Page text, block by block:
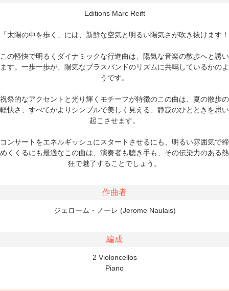
Editions Marc Reift
「太陽の中を歩く」には、新鮮な空気と明るい陽気さが吹き抜けます！
この軽快で明るくダイナミックな行進曲は、陽気な音楽の散歩へと誘い
ます。一歩一歩が、陽気なブラスバンドのリズムに共鳴しているかのよ
うです。
祝祭的なアクセントと光り輝くモチーフが特徴のこの曲は、夏の散歩の
軽快さ、すべてがよりシンプルで美しく見える、静寂のひとときを思い
起こさせます。
コンサートをエネルギッシュにスタートさせるにも、明るい雰囲気で締
めくくるにも最適なこの曲は、演奏者も聴き手も、その伝染力のある熱
狂で魅了することでしょう。
作曲者
ジェローム・ノーレ (Jerome Naulais)
編成
2 Violoncellos
Piano